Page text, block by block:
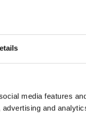
media features
and